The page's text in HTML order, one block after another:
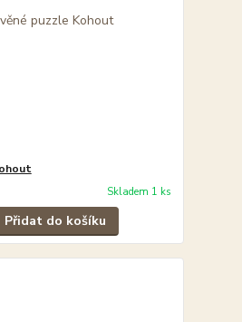
Skladem 1 ks
Přidat do košíku